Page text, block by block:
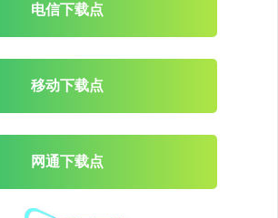
电信下载点
移动下载点
网通下载点